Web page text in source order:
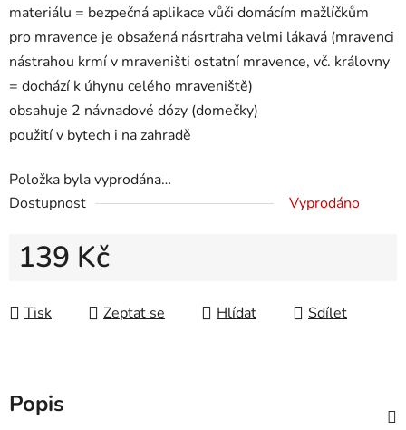
materiálu = bezpečná aplikace vůči domácím mažlíčkům
pro mravence je obsažená násrtraha velmi lákavá (mravenci
nástrahou krmí v mraveništi ostatní mravence, vč. královny
= dochází k úhynu celého mraveniště)
obsahuje 2 návnadové dózy (domečky)
použití v bytech i na zahradě
Položka byla vyprodána…
Dostupnost
Vyprodáno
139 Kč
Tisk
Zeptat se Hlídat Sdílet
Popis